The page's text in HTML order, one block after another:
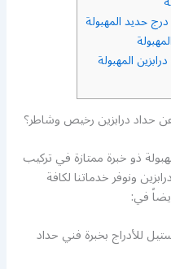
حديد المهبولة
المهبولة
حداد درابزين رخيص وشاطر؟
ذو خبرة ممتازة في تركيب
ونوفر خدماتنا لكافة
في:
للأدراج بخبرة فني حداد